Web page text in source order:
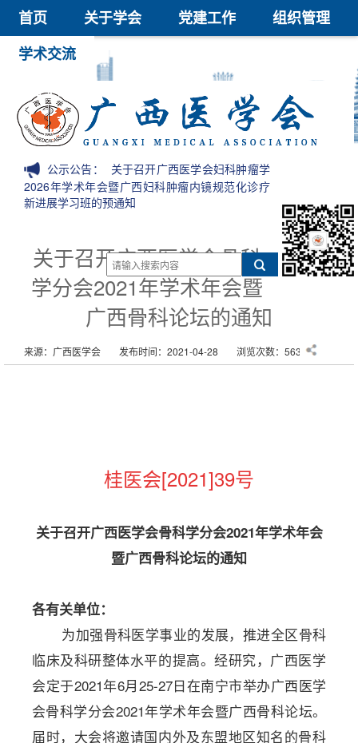
首页 关于学会 党建工作
组织管理
学术交流
继续教育
医学科技奖
信息公开
公示公告： 关于召开广西医学会妇科肿瘤学
2026年学术年会暨广西妇科肿瘤内镜规范化诊疗
新进展学习班的预通知
关于召开广西医学会骨科
学分会2021年学术年会暨
广西骨科论坛的通知
来源：广西医学会 发布时间：2021-04-28 浏览次数：5636次
桂医会[2021]39号
关于召开广西医学会骨科学分会2021年学术年会
暨广西骨科论坛的通知
各有关单位：
为加强骨科医学事业的发展，推进全区骨科
临床及科研整体水平的提高。经研究，广西医学
会定于2021年6月25-27日在南宁市举办广西医学
会骨科学分会2021年学术年会暨广西骨科论坛。
届时，大会将邀请国内外及东盟地区知名的骨科